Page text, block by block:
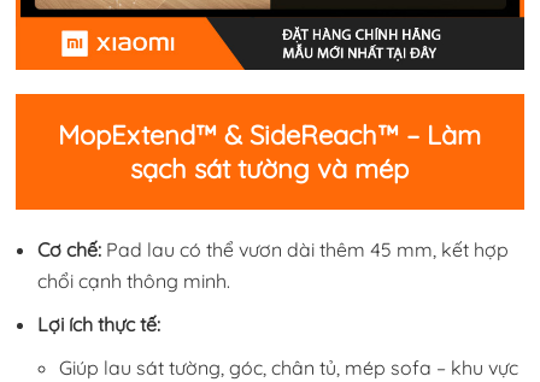
MopExtend™ & SideReach™ – Làm
sạch sát tường và mép
Cơ chế: Pad lau có thể vươn dài thêm 45 mm, kết hợp
chổi cạnh thông minh.
Lợi ích thực tế:
Giúp lau sát tường, góc, chân tủ, mép sofa – khu vực